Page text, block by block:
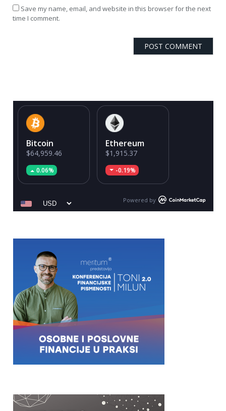
Save my name, email, and website in this browser for the next
time I comment.
Bitcoin
$64,959.46
0.06%
Ethereum
$1,915.37
-0.19%
Powered by